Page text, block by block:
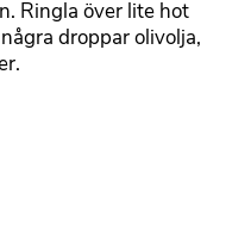
Ringla över lite hot
droppar olivolja,